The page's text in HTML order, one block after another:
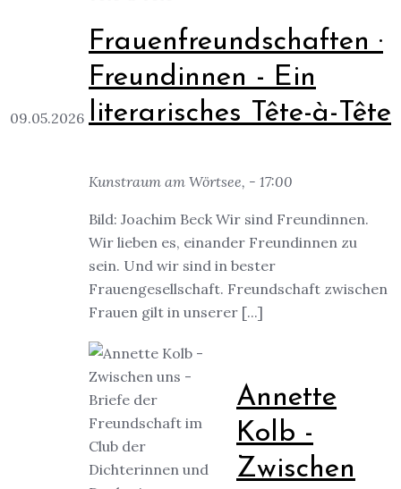
09.05.2026
Frauenfreundschaften ·
Freundinnen - Ein
literarisches Tête-à-Tête
Kunstraum am Wörtsee, - 17:00
Bild: Joachim Beck Wir sind Freundinnen.
Wir lieben es, einander Freundinnen zu
sein. Und wir sind in bester
Frauengesellschaft. Freundschaft zwischen
Frauen gilt in unserer [...]
Annette
Kolb -
Zwischen